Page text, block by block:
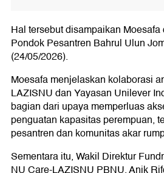
Hal tersebut disampaikan
Pondok Pesantren Bahrul Ulun
(24/05/2026).
Moesafa menjelaskan kolaborasi
LAZISNU dan Yayasan Unilever
bagian dari upaya memperluas
penguatan kapasitas perempuan,
pesantren dan komunitas akar
Sementara itu, Wakil Direktur